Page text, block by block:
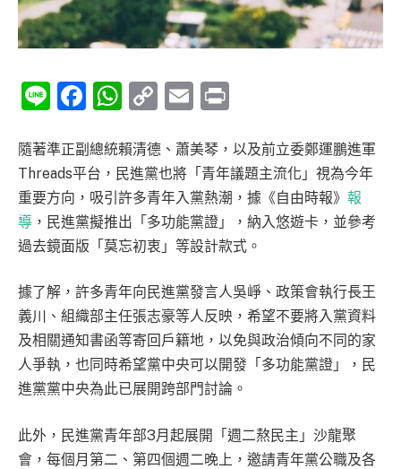
LineFacebook
WhatsApp
CopyEmail
隨著準正副總統賴清德、蕭美琴，以及前立委鄭運鵬進軍
Threads平台，民進黨也將「青年議題主流化」視為今年
重要方向，吸引許多青年入黨熱潮，據《自由時報》 報
導 ，民進黨擬推出「多功能黨證」，納入悠遊卡，並參考
過去鏡面版「莫忘初衷」等設計款式。
據了解，許多青年向民進黨發言人吳崢、政策會執行長王
義川、組織部主任張志豪等人反映，希望不要將入黨資料
及相關通知書函等寄回戶籍地，以免與政治傾向不同的家
人爭執，也同時希望黨中央可以開發「多功能黨證」，民
進黨黨中央為此已展開跨部門討論。
此外，民進黨青年部3月起展開「週二熬民主」沙龍聚
會，每個月第二、第四個週二晚上，邀請青年黨公職及各